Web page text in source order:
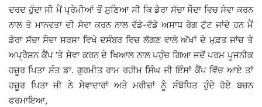
ਦਰਦ ਹੁੰਦਾ ਸੀ ਮੈਂ ਪ੍ਰੇਮੀਆਂ ਤੋਂ ਸੁਣਿਆ ਸੀ ਕਿ ਡੇਰਾ ਸੱਚਾ ਸੌਦਾ ਵਿਚ ਸੇਵਾ ਕਰਨ
ਨਾਲ ਤੇ ਮਾਨਵਤਾ ਦੀ ਸੇਵਾ ਕਰਨ ਨਾਲ ਵੱਡੇ-ਵੱਡੇ ਅਸਾਧ ਰੋਗ ਟੁੱਟ ਜਾਂਦੇ ਹਨ ਮੈਂ
ਡੇਰਾ ਸੱਚਾ ਸੌਦਾ ਸਰਸਾ ਵਿਖੇ ਦਸੰਬਰ ਵਿਚ ਲੱਗਣ ਵਾਲੇ ਅੱਖਾਂ ਦੇ ਮੁਫ਼ਤ ਜਾਂਚ ਤੇ
ਅਪ੍ਰੇੇਸ਼ਨ ਕੈਂਪ ’ਤੇ ਸੇਵਾ ਕਰਨ ਦੇ ਖਿਆਲ ਨਾਲ ਪਹੁੰਚ ਗਿਆ ਜਦੋਂ ਪਰਮ ਪੂਜਨੀਕ
ਹਜ਼ੂਰ ਪਿਤਾ ਸੰਤ ਡਾ. ਗੁਰਮੀਤ ਰਾਮ ਰਹੀਮ ਸਿੰਘ ਜੀ ਇੰਸਾਂ ਕੈਂਪ ਵਿੱਚ ਆਏ ਤਾਂ
ਹਜ਼ੂਰ ਪਿਤਾ ਜੀ ਨੇ ਸੇਵਾਦਾਰਾਂ ਅਤੇ ਮਰੀਜ਼ਾਂ ਨੂੰ ਸੰਬੋਧਿਤ ਹੁੰਦੇ ਹੋਏ ਬਚਨ
ਫਰਮਾਇਆ,